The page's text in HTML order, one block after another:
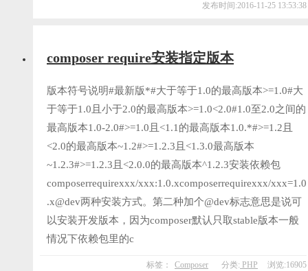
发布时间:2016-11-25 13:53:38
composer require安装指定版本
版本符号说明#最新版*#大于等于1.0的最高版本>=1.0#大
于等于1.0且小于2.0的最高版本>=1.0<2.0#1.0至2.0之间的
最高版本1.0-2.0#>=1.0且<1.1的最高版本1.0.*#>=1.2且
<2.0的最高版本~1.2#>=1.2.3且<1.3.0最高版本
~1.2.3#>=1.2.3且<2.0.0的最高版本^1.2.3安装依赖包
composerrequirexxx/xxx:1.0.xcomposerrequirexxx/xxx=1.0
.x@dev两种安装方式。第二种加个@dev标志意思是说可
以安装开发版本，因为composer默认只取stable版本一般
情况下依赖包里的c
标签： Composer 分类: PHP
浏览:16905